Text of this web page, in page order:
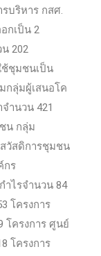
บริหาร กสศ.
กเป็น 2
202
ชุมชนเป็น
กลุ่มผู้เสนอโค
ำนวน 421
น กลุ่ม
วัสดิการชุมชน
กร
ไรจำนวน 84
โครงการ
โครงการ ศูนย์
โครงการ